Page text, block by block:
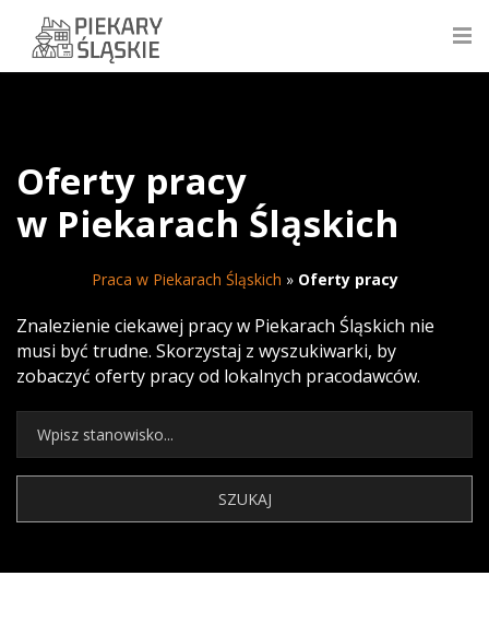
Oferty pracy
w Piekarach Śląskich
Praca w Piekarach Śląskich » Oferty pracy
Znalezienie ciekawej pracy w Piekarach Śląskich nie
musi być trudne. Skorzystaj z wyszukiwarki, by
zobaczyć oferty pracy od lokalnych pracodawców.